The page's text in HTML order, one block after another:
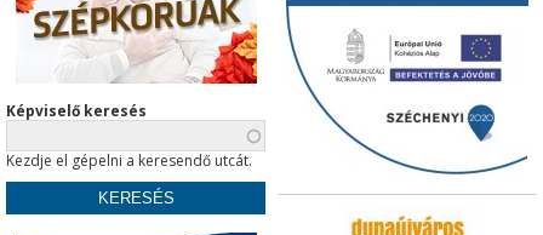
Képviselő keresés
Kezdje el gépelni a keresendő utcát.